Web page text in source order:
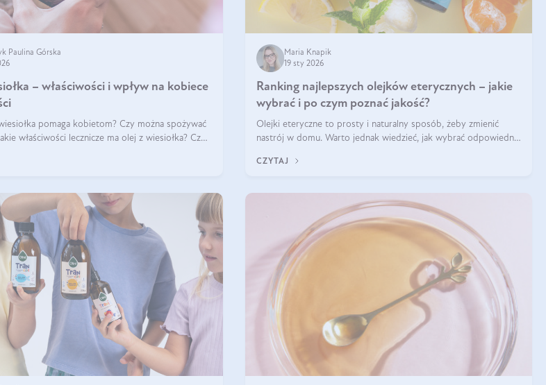
Paulina Górska
– właściwości i wpływ na kobiece
pomaga kobietom? Czy można spożywać
właściwości lecznicze ma olej z wiesiołka? Czy
Maria Knapik
19 sty 2026
Ranking najlepszych olejków eterycznych – jakie
wybrać i po czym poznać jakość?
Olejki eteryczne to prosty i naturalny sposób, żeby zmienić
nastrój w domu. Warto jednak wiedzieć, jak wybrać odpowiednie
eteryczne są najlepsze? Poznaj najważniejsze kryteria wyboru!
CZYTAJ